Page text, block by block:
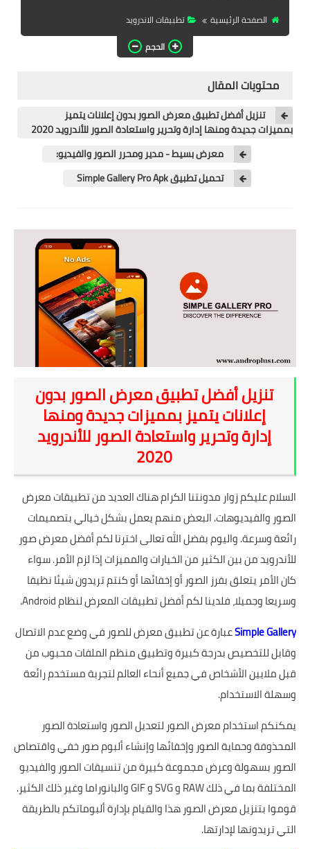
تطبيقات مشاهدة الافلام
قسم الالعاب
العاب الاندرويد
هواتف وكمبيوتر
هواتف وموبايلات
كمبيتور ولابتوب
شروحات
اخبار التقنية
معلومات ونصائح
خلفيات
الصفحة الرئيسية
تطبيقات الاندرويد
الحجم
محتويات المقال
تنزيل أفضل تطبيق معرض الصور بدون إعلانات يتميز
بمميزات جديدة ومنها إدارة وتحرير واستعادة الصور للأندرويد 2020
معرض بسيط - مدير ومحرر الصور والفيديو:
تحميل تطبيق Simple Gallery Pro Apk
تنزيل أفضل تطبيق معرض الصور بدون
إعلانات يتميز بمميزات جديدة ومنها
إدارة وتحرير واستعادة الصور للأندرويد
2020
السلام عليكم زوار مدونتنا الكرام هناك العديد منتطبيقات معرض
الصور والفيديوهات. البعض منهم يعمل بشكل خيالي بتصميمات
رائعة وسرعة. واليوم بفضل الله تعالى اخترنا لكم أفضل معرض صور
للأندرويد من بين الكثير من الخيارات والمميزات إذا لزم الأمر. سواء
كان الأمر يتعلق بفرز الصور أو إخفائها أو كنتم تريدون شيئا نظيفا
وسريعا وجميلا، فلدينا لكم أفضل تطبيقات المعرض لنظام Android.
Simple Galleryعبارة عن تطبيق معرض للصور في وضع عدم الاتصال
وقابل للتخصيص بدرجة كبيرة وتطبيق منظم الملفات محبوب من
قبل ملايين الأشخاص في جميع أنحاء العالم لتجربة مستخدم رائعة
وسهلة الاستخدام.
يمكنكم استخدام معرض الصور لتعديل الصور واستعادة الصور
المحذوفة وحماية الصور وإخفائها وإنشاء ألبوم صور خفي واقتصاص
الصور بسهولة وعرض مجموعة كبيرة من تنسيقات الصور والفيديو
المختلفة بما في ذلك RAW و SVG و GIF والبانوراما وغير ذلك الكثير.
قوموا بتنزيل معرض الصور هذا والقيام بإدارة ألبوماتكم بالطريقة
التي تريدونها لإدارتها.